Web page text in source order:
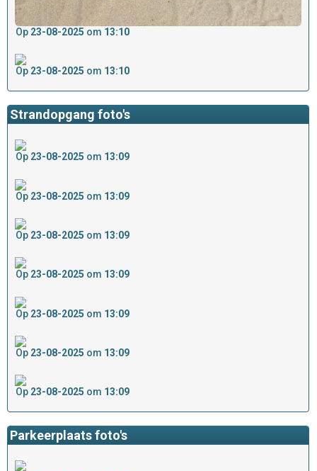
Op 23-08-2025 om 13:10
Op 23-08-2025 om 13:10
Strandopgang foto's
Op 23-08-2025 om 13:09
Op 23-08-2025 om 13:09
Op 23-08-2025 om 13:09
Op 23-08-2025 om 13:09
Op 23-08-2025 om 13:09
Op 23-08-2025 om 13:09
Op 23-08-2025 om 13:09
Parkeerplaats foto's